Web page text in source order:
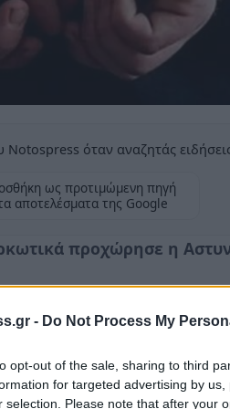
- Do Not Process My
opt-out of the sale, sharing to third
for targeted advertising by
selection. Please note that after your
όταν αναζητάς
ως προτιμώμενη πηγή
αποτελέσματα της Google
προχώρησε η
στοΝαύπλιο